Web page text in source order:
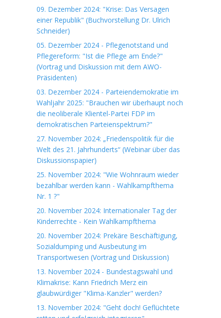
09. Dezember 2024: "Krise: Das Versagen
einer Republik" (Buchvorstellung Dr. Ulrich
Schneider)
05. Dezember 2024 - Pflegenotstand und
Pflegereform: "Ist die Pflege am Ende?"
(Vortrag und Diskussion mit dem AWO-
Präsidenten)
03. Dezember 2024 - Parteiendemokratie im
Wahljahr 2025: "Brauchen wir überhaupt noch
die neoliberale Klientel-Partei FDP im
demokratischen Parteienspektrum?"
27. November 2024: „Friedenspolitik für die
Welt des 21. Jahrhunderts“ (Webinar über das
Diskussionspapier)
25. November 2024: "Wie Wohnraum wieder
bezahlbar werden kann - Wahlkampfthema
Nr. 1 ?"
20. November 2024: Internationaler Tag der
Kinderrechte - Kein Wahlkampfthema
20. November 2024: Prekäre Beschäftigung,
Sozialdumping und Ausbeutung im
Transportwesen (Vortrag und Diskussion)
13. November 2024 - Bundestagswahl und
Klimakrise: Kann Friedrich Merz ein
glaubwürdiger "Klima-Kanzler" werden?
13. November 2024: "Geht doch! Geflüchtete